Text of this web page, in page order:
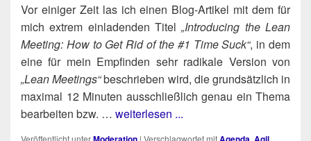
Vor eini­ger Zeit las ich einen Blog-Arti­kel mit dem für
mich extrem ein­la­den­den Titel„Intro­du­cing the Lean
Mee­ting: How to Get Rid of the #1 Time Suck“, in dem
eine für mein Emp­fin­den sehr radi­ka­le Ver­si­on von
„Lean Mee­tings“beschrie­ben wird, die grund­sätz­lich in
maxi­mal 12 Minu­ten aus­schließ­lich genau ein The­ma
bear­bei­ten bzw. … weiterlesen ...
Veröffentlicht unter | Verschlagwortet mit